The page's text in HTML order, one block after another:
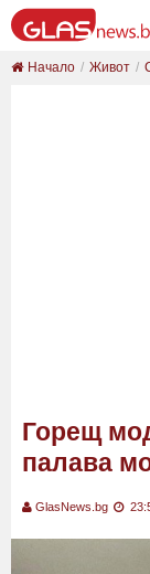
Начало Живот
Горещ
палава
GlasNews.bg